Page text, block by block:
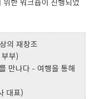
의 재창조
부)
만나다 – 여행을 통해
대표)